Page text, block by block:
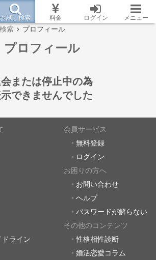
お試し検索 料金 ログイン メニュー
索 プロフィール
プロフィール
または停止中の為
できませんでした
ドライン
会員サービス
無料登録
ログイン
お困りの方へ
お問い合わせ
ヘルプ
パスワードが解らない
その他のコンテンツ
性格相性診断
婚活恋愛コラム